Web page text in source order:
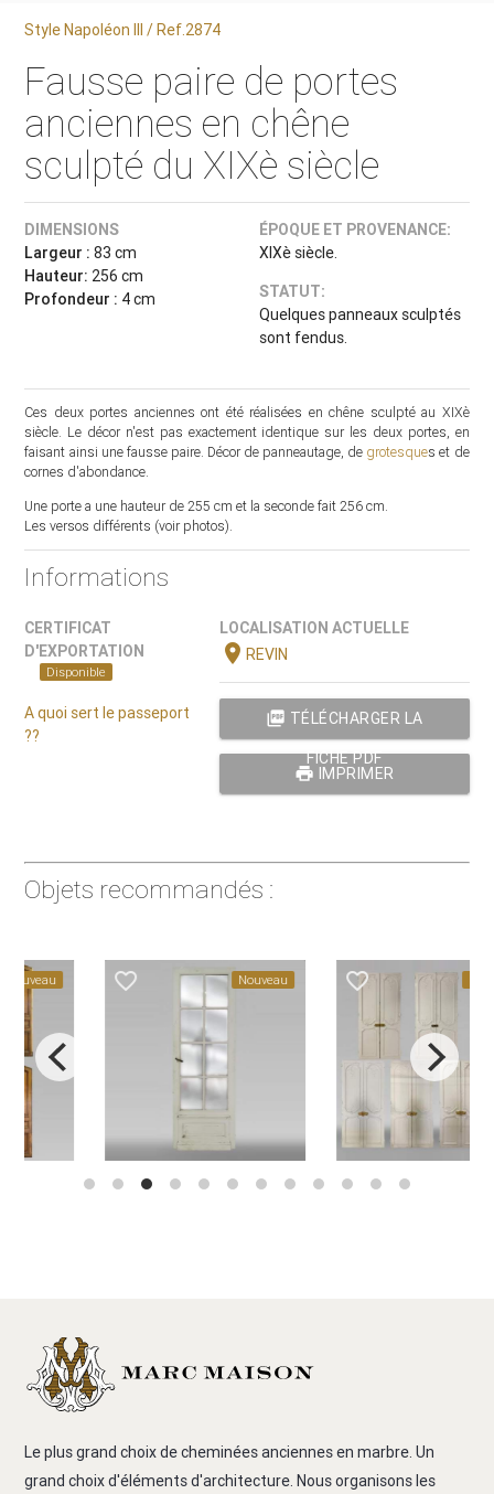
Style Napoléon III / Ref.2874
Fausse paire de portes
anciennes en chêne
sculpté du XIXè siècle
DIMENSIONS
Largeur : 83 cm
Hauteur: 256 cm
Profondeur : 4 cm
ÉPOQUE ET PROVENANCE:
XIXè siècle.
STATUT:
Quelques panneaux sculptés
sont fendus.
Ces deux portes anciennes ont été réalisées en chêne sculpté au XIXè
siècle. Le décor n'est pas exactement identique sur les deux portes, en
faisant ainsi une fausse paire. Décor de panneautage, de grotesques et de
cornes d'abondance.
Une porte a une hauteur de 255 cm et la seconde fait 256 cm.
Les versos différents (voir photos).
Informations
CERTIFICAT
D'EXPORTATION
Disponible
A quoi sert le passeport
??
LOCALISATION ACTUELLE
location_onREVIN
picture_as_pdf TÉLÉCHARGER LA
FICHE PDF
print IMPRIMER
Objets recommandés :
Nouveau favorite_border Nouveau favorite_border
Le plus grand choix de cheminées anciennes en marbre. Un
grand choix d'éléments d'architecture. Nous organisons les